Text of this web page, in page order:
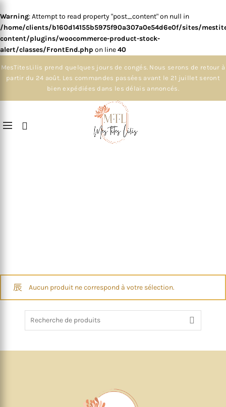
Warning: Attempt to read property "post_content" on null in
/home/clients/b160d14155b5975f90a307a0e54d6e0f/sites/
content/plugins/woocommerce-product-stock-
alert/classes/FrontEnd.php on line40
MesTitesLilis prend quelques jours de congés. Nous serons de retour à
partir du 24 août. Les commandes passées avant le 21 juillet seront
bien expédiées dans les délais annoncés.
Aucun produit ne correspond à votre sélection.